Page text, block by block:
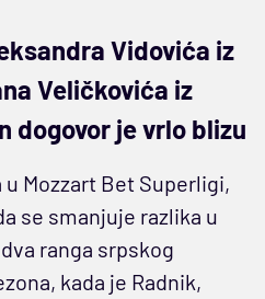
Vidovića iz
Veličkovića iz
dogovor je vrlo blizu
Mozzart Bet Superligi,
se smanjuje razlika u
ranga srpskog
kada je Radnik,